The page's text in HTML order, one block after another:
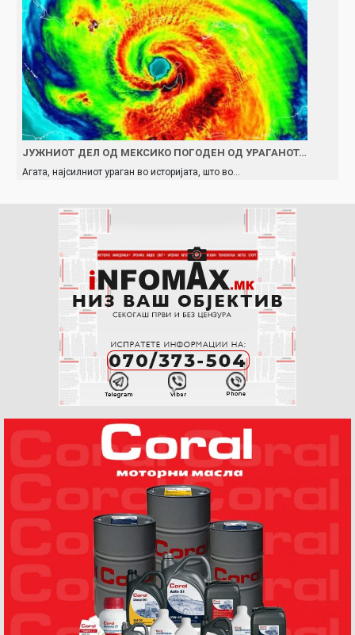
ЈУЖНИОТ ДЕЛ ОД МЕКСИКО ПОГОДЕН ОД УРАГАНОТ…
Агата, најсилниот ураган во историјата, што во…